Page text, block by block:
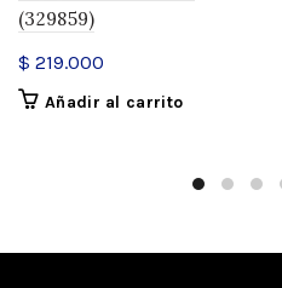
(329859)
$ 219.000
Añadir al carrito